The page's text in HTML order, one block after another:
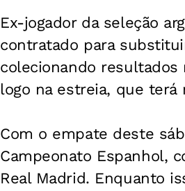
Ex-jogador da seleção
contratado para
colecionando resultados
logo na estreia, que
Com o empate deste
Campeonato Espanhol,
Real Madrid. Enquanto